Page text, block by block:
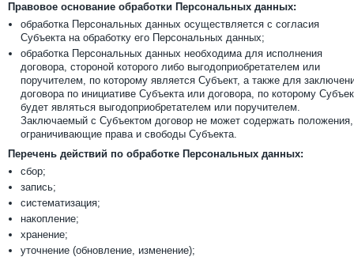
Правовое основание обработки Персональных данных:
обработка Персональных данных осуществляется с согласия
Субъекта на обработку его Персональных данных;
обработка Персональных данных необходима для исполнения
договора, стороной которого либо выгодоприобретателем или
поручителем, по которому является Субъект, а также для
договора по инициативе Субъекта или договора, по которому
будет являться выгодоприобретателем или поручителем.
Заключаемый с Субъектом договор не может содержать положения,
ограничивающие права и свободы Субъекта.
Перечень действий по обработке Персональных данных:
сбор;
запись;
систематизация;
накопление;
хранение;
уточнение (обновление, изменение);